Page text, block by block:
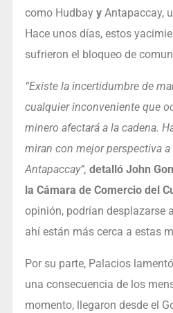
como Hudbay y Antapaccay,
Hace unos días, estos
sufrieron el bloqueo de
“Existe la incertidumbre de
cualquier inconveniente que
minero afectará a la cadena.
miran con mejor perspectiva a
Antapaccay”, detalló John
la Cámara de Comercio del
opinión, podrían desplazarse
ahí están más cerca a estas
Por su parte, Palacios
una consecuencia de los
momento, llegaron desde el